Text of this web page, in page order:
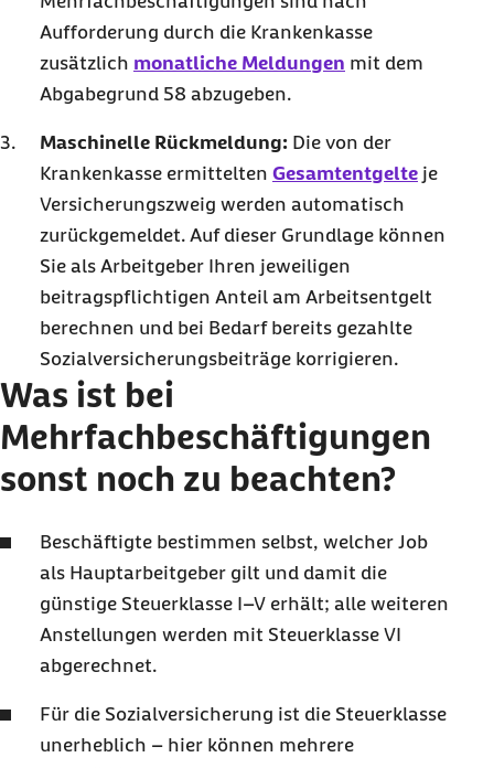
Aufforderung durch die Krankenkasse
zusätzlich monatliche Meldungen mit dem
Abgabegrund 58 abzugeben.
Maschinelle Rückmeldung: Die von der
Krankenkasse ermittelten Gesamtentgelte je
Versicherungszweig werden automatisch
zurückgemeldet. Auf dieser Grundlage können
Sie als Arbeitgeber Ihren jeweiligen
beitragspflichtigen Anteil am Arbeitsentgelt
berechnen und bei Bedarf bereits gezahlte
Sozialversicherungsbeiträge korrigieren.
Was ist bei
Mehrfachbeschäftigungen
sonst noch zu beachten?
Beschäftigte bestimmen selbst, welcher Job
als Hauptarbeitgeber gilt und damit die
günstige Steuerklasse I–V erhält; alle weiteren
Anstellungen werden mit Steuerklasse VI
abgerechnet.
Für die Sozialversicherung ist die Steuerklasse
unerheblich – hier können mehrere